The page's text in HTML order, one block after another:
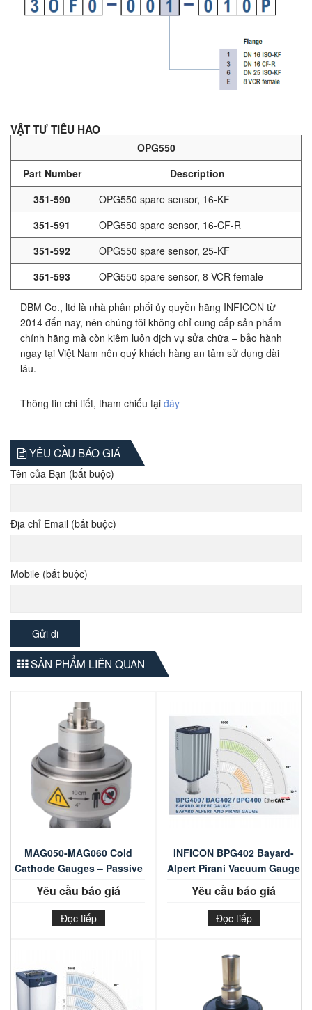
VẬT TƯ TIÊU HAO
OPG550
Part Number
Description
351-590
OPG550 spare sensor, 16-KF
351-591
OPG550 spare sensor, 16-CF-R
351-592
OPG550 spare sensor, 25-KF
351-593
OPG550 spare sensor, 8-VCR female
DBM Co., ltd là nhà phân phối ủy quyền hãng INFICON từ
2014 đến nay, nên chúng tôi không chỉ cung cấp sản phẩm
chính hãng mà còn kiêm luôn dịch vụ sửa chữa – bảo hành
ngay tại Việt Nam nên quý khách hàng an tâm sử dụng dài
lâu.
Thông tin chi tiết, tham chiếu tại đây
YÊU CẦU BÁO GIÁ
Tên của Bạn (bắt buộc)
Địa chỉ Email (bắt buộc)
Mobile (bắt buộc)
SẢN PHẨM LIÊN QUAN
MAG050-MAG060 Cold
Cathode Gauges – Passive
Yêu cầu báo giá
Đọc tiếp
INFICON BPG402 Bayard-
Alpert Pirani Vacuum Gauge
Yêu cầu báo giá
Đọc tiếp